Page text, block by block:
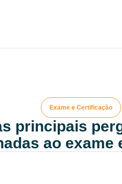
Exame e Certificação
principais
ao exame